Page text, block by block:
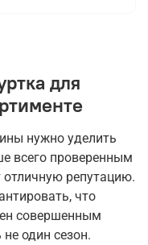
для
нужно уделить
всего проверенным
репутацию.
что
совершенным
один сезон.